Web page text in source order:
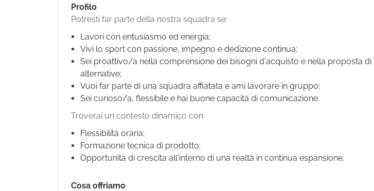
Profilo
Potresti far parte della nostra squadra se:
Lavori con entusiasmo ed energia;
Vivi lo sport con passione, impegno e dedizione continua;
Sei proattivo/a nella comprensione dei bisogni d'acquisto e nella proposta di
alternative;
Vuoi far parte di una squadra affiatata e ami lavorare in gruppo;
Sei curioso/a, flessibile e hai buone capacità di comunicazione.
Troverai un contesto dinamico con:
Flessibilità oraria;
Formazione tecnica di prodotto;
Opportunità di crescita all'interno di una realtà in continua espansione.
Cosa offriamo